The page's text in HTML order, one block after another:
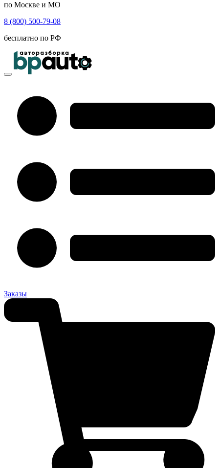
по Москве и МО
8 (800) 500-79-08
бесплатно по РФ
Заказы